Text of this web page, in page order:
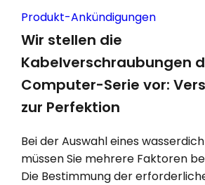
Produkt-Ankündigungen
Wir stellen die
Kabelverschraubungen
Computer-Serie vor:
zur Perfektion
Bei der Auswahl eines
müssen Sie mehrere Faktoren
Die Bestimmung der